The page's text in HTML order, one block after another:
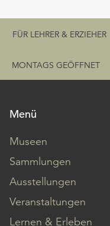
Schnellzugriff
FÜR LEHRER & ERZIEHER
MONTAGS GEÖFFNET
Menü
Museen
Sammlungen
Ausstellungen
Veranstaltungen
Lernen & Erleben